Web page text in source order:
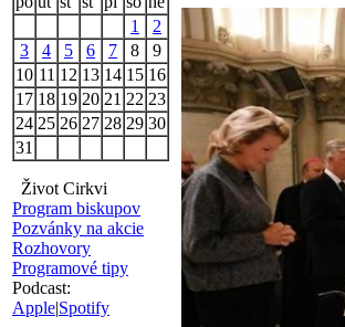
1
2
3
4 5 6 7 8
9
10 11 12 13 14 15 16
17 18 19 20 21 22 23
24 25 26 27 28 29 30
31
Život Cirkvi
Program biskupov
Pozvánky na akcie
Rozhovory
Programové tipy
Podcast:
Apple|Spotify